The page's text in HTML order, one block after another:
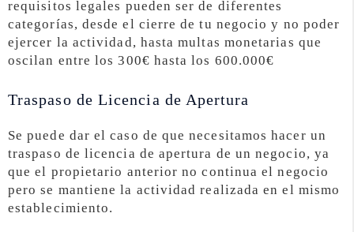
requisitos legales pueden ser de diferentes
categorías, desde el cierre de tu negocio y no poder
ejercer la actividad, hasta multas monetarias que
oscilan entre los 300€ hasta los 600.000€
Traspaso de Licencia de Apertura
Se puede dar el caso de que necesitamos hacer un
traspaso de licencia de apertura de un negocio, ya
que el propietario anterior no continua el negocio
pero se mantiene la actividad realizada en el mismo
establecimiento.